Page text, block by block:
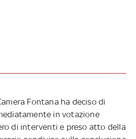
Fontana ha deciso di
in votazione
di interventi e preso atto della